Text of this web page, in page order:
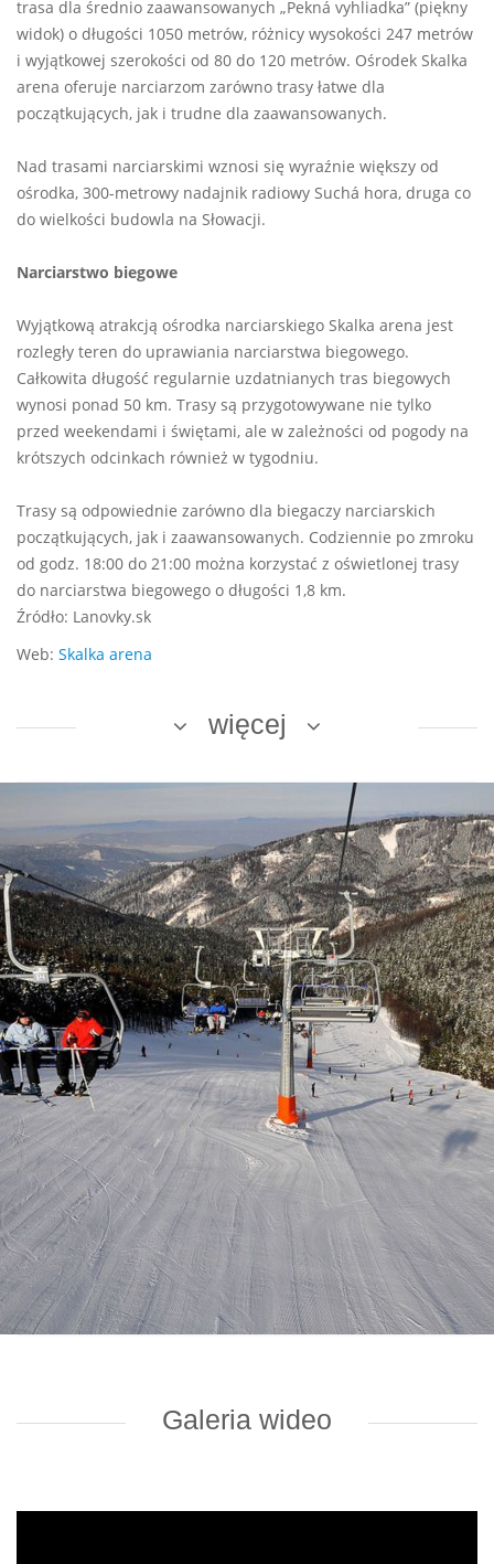
trasa dla średnio zaawansowanych „Pekná vyhliadka” (piękny
widok) o długości 1050 metrów, różnicy wysokości 247 metrów
i wyjątkowej szerokości od 80 do 120 metrów. Ośrodek Skalka
arena oferuje narciarzom zarówno trasy łatwe dla
początkujących, jak i trudne dla zaawansowanych.
Nad trasami narciarskimi wznosi się wyraźnie większy od
ośrodka, 300-metrowy nadajnik radiowy Suchá hora, druga co
do wielkości budowla na Słowacji.
Narciarstwo biegowe
Wyjątkową atrakcją ośrodka narciarskiego Skalka arena jest
rozległy teren do uprawiania narciarstwa biegowego.
Całkowita długość regularnie uzdatnianych tras biegowych
wynosi ponad 50 km. Trasy są przygotowywane nie tylko
przed weekendami i świętami, ale w zależności od pogody na
krótszych odcinkach również w tygodniu.
Trasy są odpowiednie zarówno dla biegaczy narciarskich
początkujących, jak i zaawansowanych. Codziennie po zmroku
od godz. 18:00 do 21:00 można korzystać z oświetlonej trasy
do narciarstwa biegowego o długości 1,8 km.
Źródło: Lanovky.sk
Web: Skalka arena
więcej
Galeria wideo